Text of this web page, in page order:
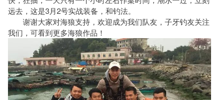
远去，这是3月2号实战装备，和钓法。
谢谢大家对海狼支持，欢迎成为我们队友，子牙钓友关注
我们，可看到更多海狼作品！